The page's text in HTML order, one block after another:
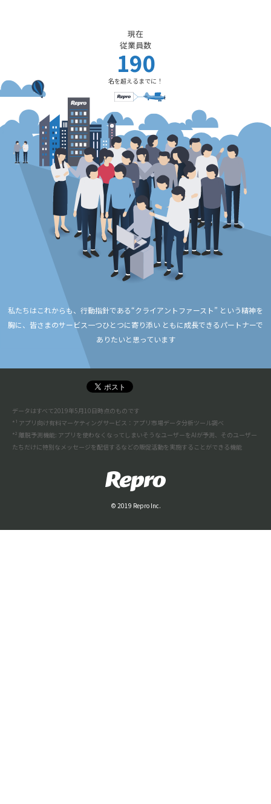
現在
従業員数
190
名を超えるまでに！
私たちはこれからも、行動指針である“クライアントファースト” という精神を
胸に、 皆さまのサービス一つひとつに寄り添い ともに成長できるパートナーで
ありたいと思っています
データはすべて2019年5月10日時点のものです
*¹ アプリ向け有料マーケティングサービス：アプリ市場データ分析ツール調べ
*² 離脱予測機能: アプリを使わなくなってしまいそうなユーザーをAIが予測、そのユーザー
たちだけに特別なメッセージを配信するなどの販促活動を実施することができる機能
© 2019 Repro Inc.